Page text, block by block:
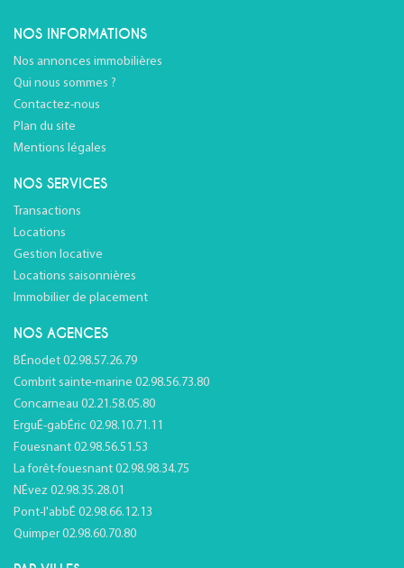
NOS INFORMATIONS
Nos annonces immobilières
Qui nous sommes ?
Contactez-nous
Plan du site
Mentions légales
NOS SERVICES
Transactions
Locations
Gestion locative
Locations saisonnières
Immobilier de placement
NOS AGENCES
BÉnodet 02.98.57.26.79
Combrit sainte-marine 02.98.56.73.80
Concarneau 02.21.58.05.80
ErguÉ-gabÉric 02.98.10.71.11
Fouesnant 02.98.56.51.53
La forêt-fouesnant 02.98.98.34.75
NÉvez 02.98.35.28.01
Pont-l'abbÉ 02.98.66.12.13
Quimper 02.98.60.70.80